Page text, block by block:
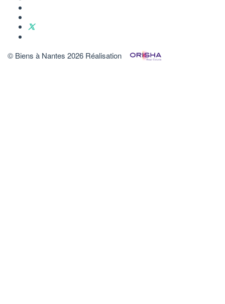
© Biens à Nantes 2026 Réalisation